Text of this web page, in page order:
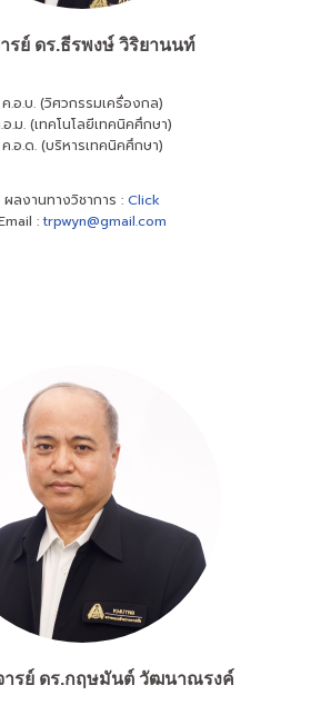
รย์ ดร.ธีรพงษ์ วิริยานนท์
ค.อ.บ. (วิศวกรรมเครื่องกล)
อ.ม. (เทคโนโลยีเทคนิคศึกษา)
ค.อ.ด. (บริหารเทคนิคศึกษา)
ผลงานทางวิชาการ : Click
: trpwyn@gmail.com
ารย์ ดร.กฤษมันต์ วัฒนาณรงค์